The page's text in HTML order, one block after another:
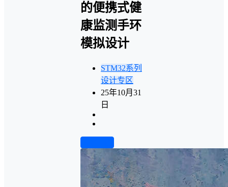
的便携式健
康监测手环
模拟设计
STM32系列
设计专区
25年10月31
日